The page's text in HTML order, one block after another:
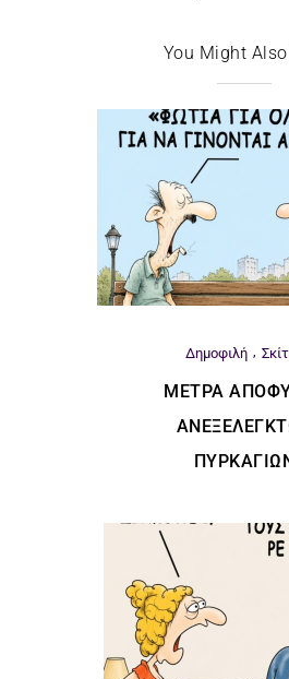
You Might
Δημοφιλή
ΜΈΤΡΑ